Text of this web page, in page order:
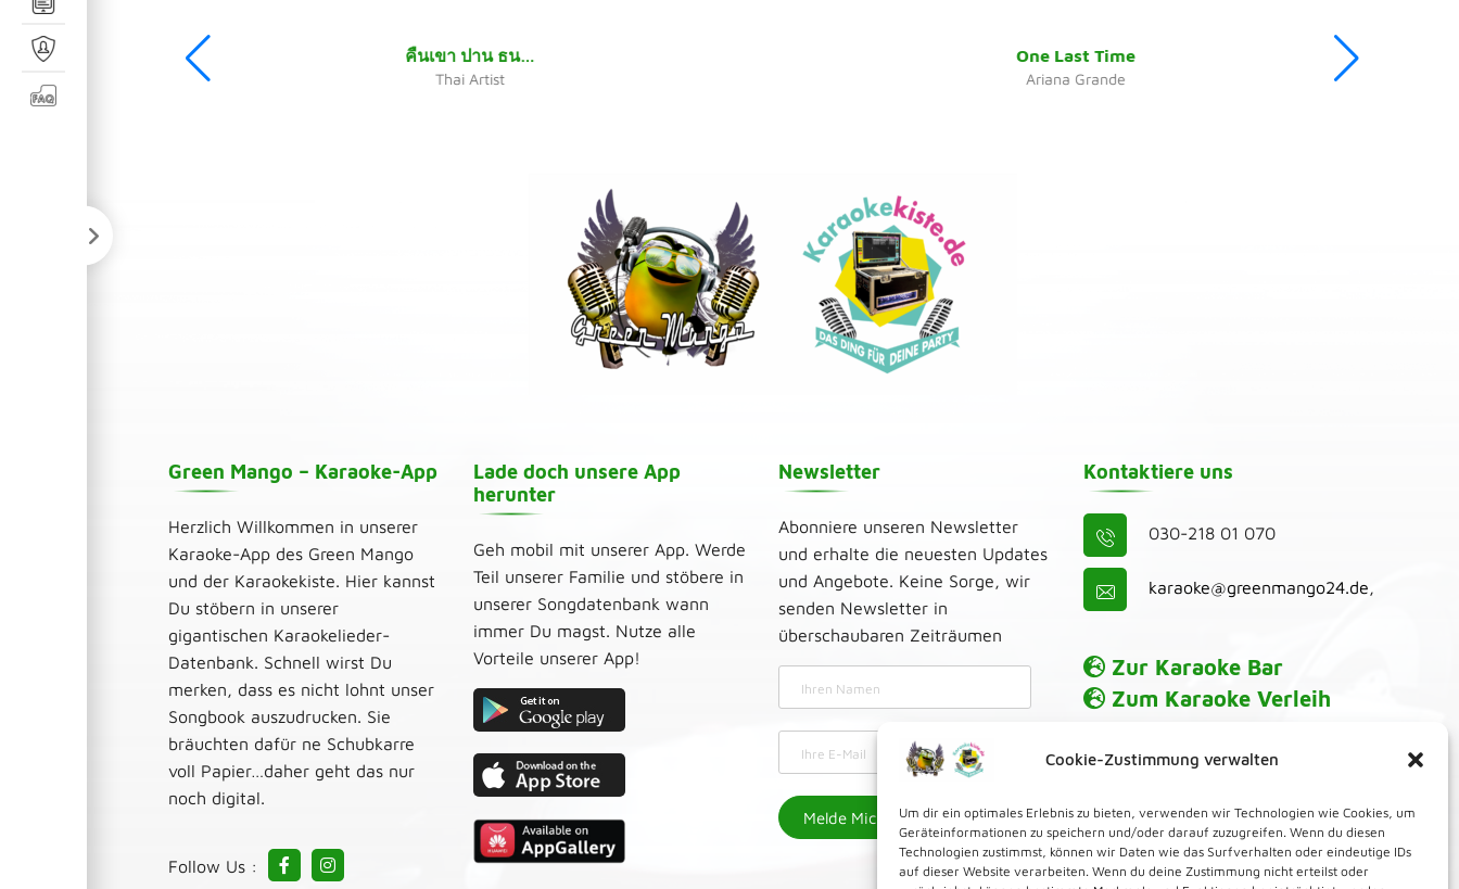
Cookie-Zustimmung verwalten
Um dir ein optimales Erlebnis zu bieten, verwenden wir Technologien wie Cookies, um
Geräteinformationen zu speichern und/oder darauf zuzugreifen. Wenn du diesen
Technologien zustimmst, können wir Daten wie das Surfverhalten oder eindeutige IDs
auf dieser Website verarbeiten. Wenn du deine Zustimmung nicht erteilst oder
คืนเขา ปาน ธนพร แวกประยูร มิดี้ คาราโอเกะ
Thai Artist
One Last Time
Ariana Grande
Green Mango – Karaoke-App
Herzlich Willkommen in unserer
Karaoke-App des Green Mango
und der Karaokekiste. Hier kannst
Du stöbern in unserer
gigantischen Karaokelieder-
Datenbank. Schnell wirst Du
merken, dass es nicht lohnt unser
Songbook auszudrucken. Sie
bräuchten dafür ne Schubkarre
voll Papier…daher geht das nur
noch digital.
Follow Us :
Lade doch unsere App
herunter
Geh mobil mit unserer App. Werde
Teil unserer Familie und stöbere in
unserer Songdatenbank wann
immer Du magst. Nutze alle
Vorteile unserer App!
Newsletter
Abonniere unseren Newsletter
und erhalte die neuesten Updates
und Angebote. Keine Sorge, wir
senden Newsletter in
überschaubaren Zeiträumen
Kontaktiere uns
030-218 01 070
karaoke@greenmango24.de,
Zur Karaoke Bar
Zum Karaoke Verleih